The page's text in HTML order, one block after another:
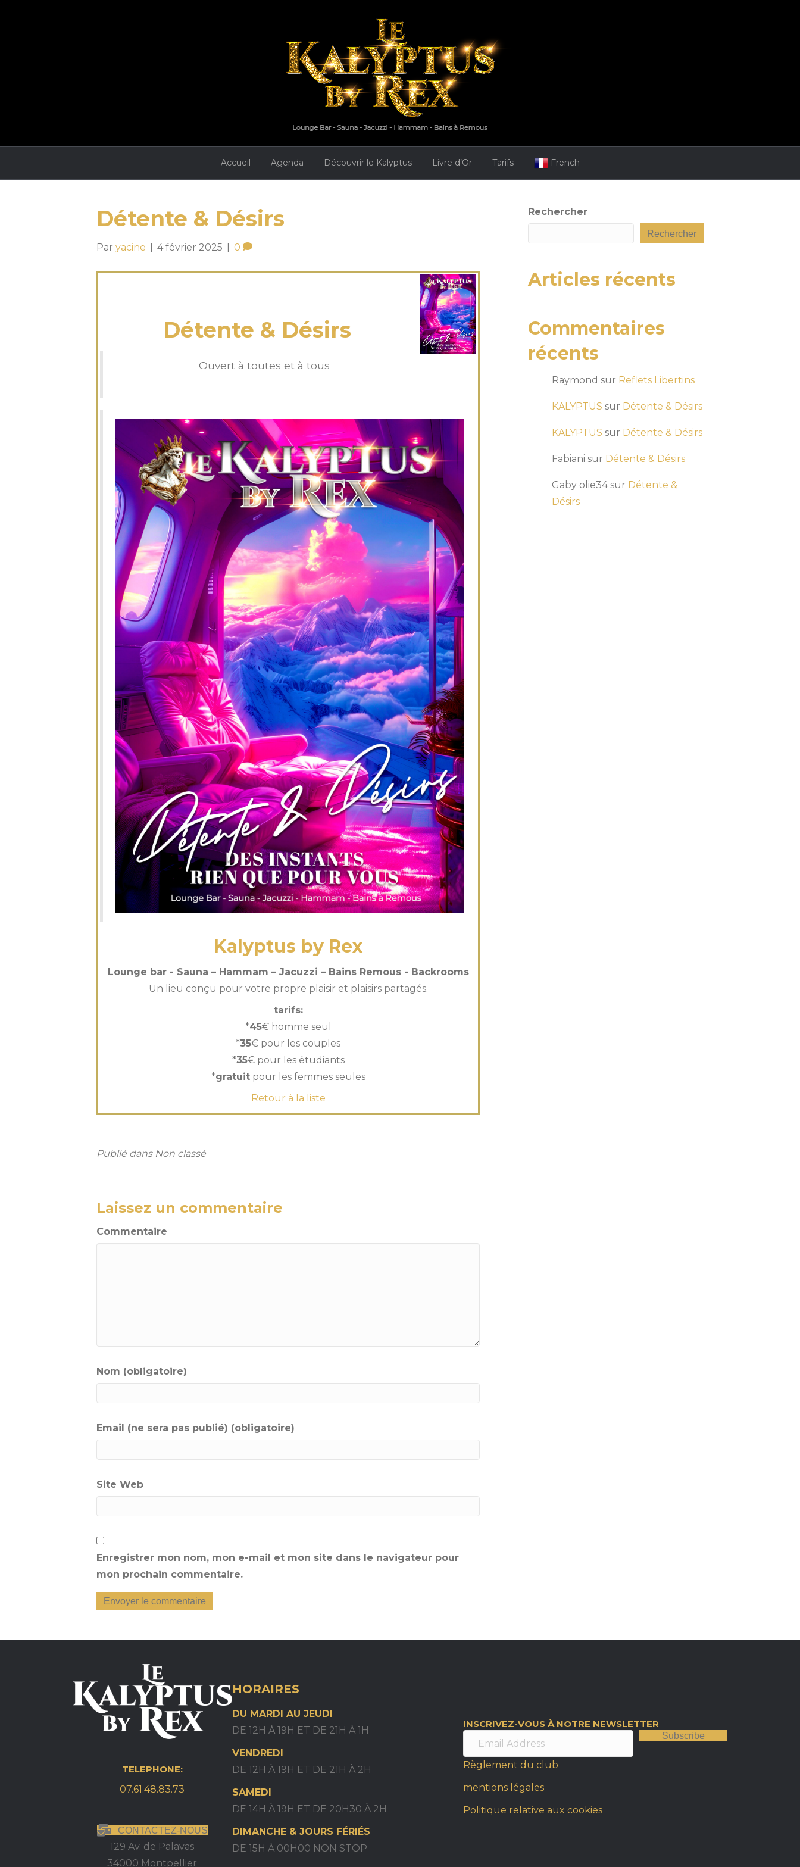
Accueil Agenda Découvrir le Kalyptus Livre d’Or Tarifs French
Détente & Désirs
Par yacine 4 février 2025 0
Détente & Désirs
Ouvert à toutes et à tous
Kalyptus by Rex
Lounge bar - Sauna – Hammam – Jacuzzi – Bains Remous - Backrooms
Un lieu conçu pour votre propre plaisir et plaisirs partagés.
tarifs:
*45€ homme seul
*35€ pour les couples
*35€ pour les étudiants
*gratuitpour les femmes seules
Retour à la liste
Publié dans Non classé
Laissez un commentaire
Commentaire
Nom (obligatoire)
Email (ne sera pas publié) (obligatoire)
Site Web
Enregistrer mon nom, mon e-mail et mon site dans le navigateur pour
mon prochain commentaire.
Rechercher
Rechercher
Articles récents
Commentaires
récents
Raymond sur Reflets Libertins
KALYPTUS sur Détente & Désirs
KALYPTUS sur Détente & Désirs
Fabiani sur Détente & Désirs
Gaby olie34sur Détente &
Désirs
TELEPHONE:
07.61.48.83.73
CONTACTEZ-NOUS
129 Av. de Palavas
34000 Montpellier
HORAIRES
DU MARDI AU JEUDI
DE 12H À 19H ET DE 21H À 1H
VENDREDI
DE 12H À 19H ET DE 21H À 2H
SAMEDI
DE 14H À 19H ET DE 20H30 À 2H
DIMANCHE & JOURS FÉRIÉS
DE 15H À 00H00 NON STOP
INSCRIVEZ-VOUS À NOTRE NEWSLETTER
Subscribe
Règlement du club
mentions légales
Politique relative aux cookies